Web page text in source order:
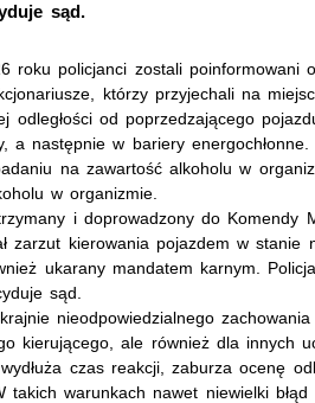
sąd.
roku policjanci zostali poinformowani
którzy przyjechali na
odległości od poprzedzającego
a następnie w bariery
na zawartość alkoholu w
w organizmie.
i doprowadzony do Komendy
zarzut kierowania pojazdem w
ukarany mandatem karnym.
sąd.
nieodpowiedzialnego
kierującego, ale również dla innych
czas reakcji, zaburza ocenę
takich warunkach nawet niewielki